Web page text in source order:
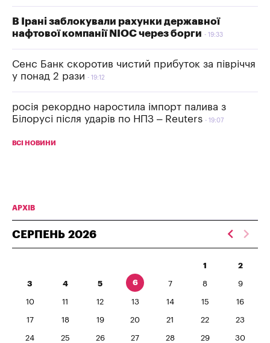
В Ірані заблокували рахунки державної
нафтової компанії NIOC через борги
19:33
Сенс Банк скоротив чистий прибуток за півріччя
у понад 2 рази
19:12
росія рекордно наростила імпорт палива з
Білорусі після ударів по НПЗ – Reuters
19:07
ВСІ НОВИНИ
АРХІВ
СЕРПЕНЬ 2026
1 2
3 4 5 6 7 8 9
10 11 12 13 14 15 16
17 18 19 20 21 22 23
24 25 26 27 28 29 30